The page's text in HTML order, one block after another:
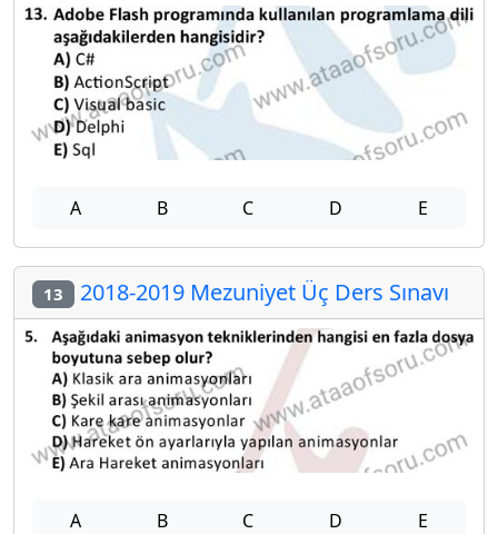
A B C D E
13 2018-2019 Mezuniyet Üç Ders Sınavı
A B C D E